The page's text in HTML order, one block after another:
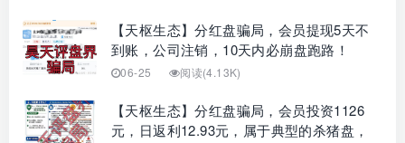
【天枢生态】分红盘骗局，会员提现5天不
到账，公司注销，10天内必崩盘跑路！
06-25 阅读(4.13K)
【天枢生态】分红盘骗局，会员投资1126
元，日返利12.93元，属于典型的杀猪盘，